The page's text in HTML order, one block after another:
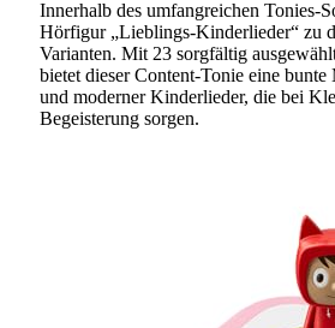
Innerhalb des umfangreichen Tonies-
Hörfigur „Lieblings-Kinderlieder“ zu
Varianten. Mit 23 sorgfältig
bietet dieser Content-Tonie eine bunte
und moderner Kinderlieder, die bei
Begeisterung sorgen.